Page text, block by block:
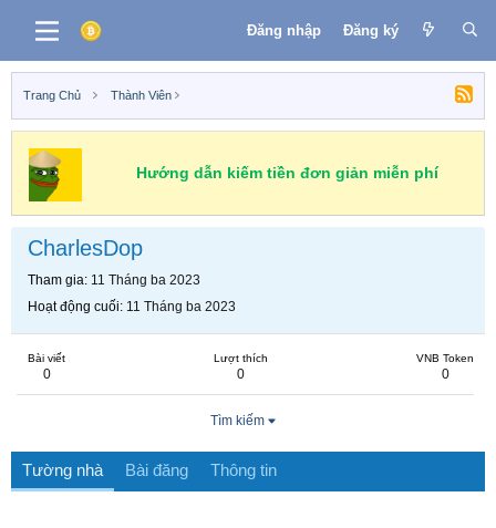
Đăng nhập Đăng ký
Trang Chủ Thành Viên
Hướng dẫn kiếm tiền đơn giản miễn phí
CharlesDop
Tham gia 11 Tháng ba 2023
Hoạt động cuối 11 Tháng ba 2023
Bài viết
0
Lượt thích
0
VNB Token
0
Tìm kiếm
Tường nhà Bài đăng Thông tin